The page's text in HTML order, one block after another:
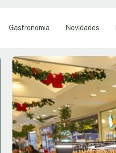
Gastronomia Novidades